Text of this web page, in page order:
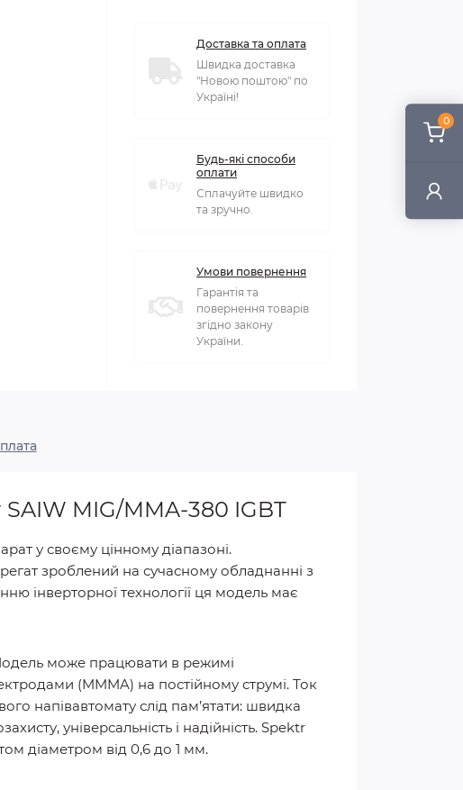
0
Доставка та оплата
Швидка доставка
"Новою поштою" по
Україні!
Будь-які способи
оплати
Сплачуйте швидко
та зручно.
Умови повернення
Гарантія та
повернення товарів
згідно закону
України.
MIG/MMA-380 IGBT
у своєму цінному діапазоні.
зроблений на сучасному обладнанні з
інверторної технології ця модель має
може працювати в режимі
(MMMA) на постійному струмі. Ток
напівавтомату слід пам’ятати: швидка
універсальність і надійність. Spektr
діаметром від 0,6 до 1 мм.